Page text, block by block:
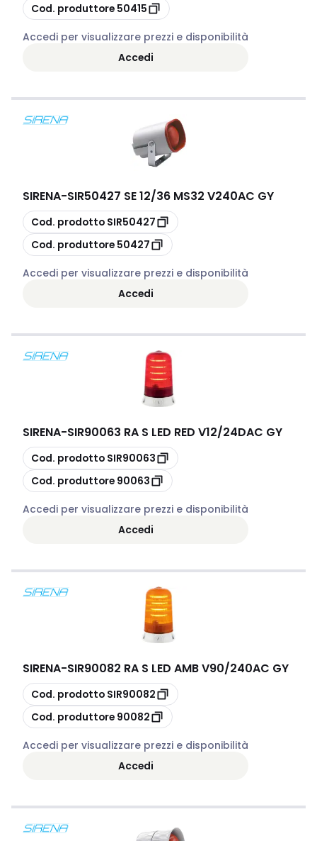
copia
Cod. produttore 50415
Accedi per visualizzare prezzi e disponibilità
Accedi
SIRENA-SIR50427 SE 12/36 MS32 V240AC GY
copia
Cod. prodotto SIR50427
copia
Cod. produttore 50427
Accedi per visualizzare prezzi e disponibilità
Accedi
SIRENA-SIR90063 RA S LED RED V12/24DAC GY
copia
Cod. prodotto SIR90063
copia
Cod. produttore 90063
Accedi per visualizzare prezzi e disponibilità
Accedi
SIRENA-SIR90082 RA S LED AMB V90/240AC GY
copia
Cod. prodotto SIR90082
copia
Cod. produttore 90082
Accedi per visualizzare prezzi e disponibilità
Accedi